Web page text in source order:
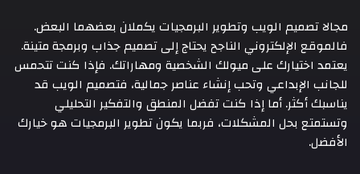
مجالا تصميم الويب وتطوير البرمجيات يكملان بعضهما البعض.
فالموقع الإلكتروني الناجح يحتاج إلى تصميم جذاب وبرمجة متينة.
يعتمد اختيارك على ميولك الشخصية ومهاراتك. فإذا كنت تتحمس
للجانب الإبداعي وتحب إنشاء عناصر جمالية، فتصميم الويب قد
يناسبك أكثر. أما إذا كنت تفضل المنطق والتفكير التحليلي
وتستمتع بحل المشكلات، فربما يكون تطوير البرمجيات هو خيارك
الأفضل.